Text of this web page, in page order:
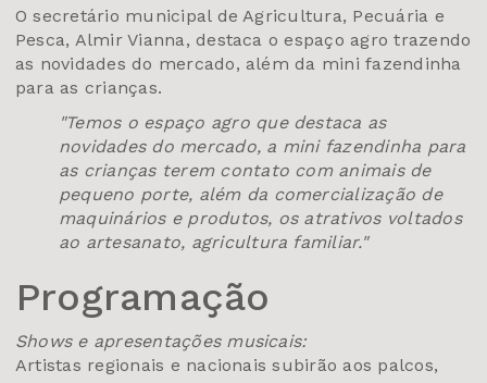
O secretário municipal de Agricultura, Pecuária e
Pesca, Almir Vianna, destaca o espaço agro trazendo
as novidades do mercado, além da mini fazendinha
para as crianças.
"Temos o espaço agro que destaca as
novidades do mercado, a mini fazendinha para
as crianças terem contato com animais de
pequeno porte, além da comercialização de
maquinários e produtos, os atrativos voltados
ao artesanato, agricultura familiar."
Programação
Shows e apresentações musicais:
Artistas regionais e nacionais subirão aos palcos,